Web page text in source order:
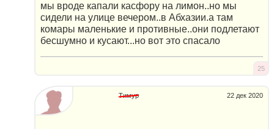
мы вроде капали касфору на лимон..но мы
сидели на улице вечером..в Абхазии.а там
комары маленькие и противные..они подлетают
бесшумно и кусают...но вот это спасало
25
22 дек 2020
Тимур